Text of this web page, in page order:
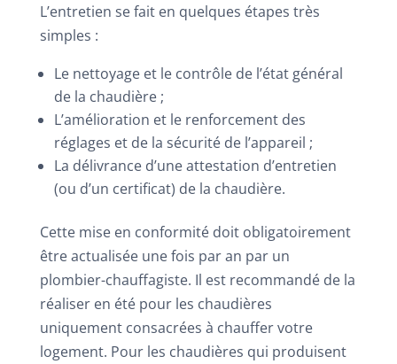
L’entretien se fait en quelques étapes très
simples :
Le nettoyage et le contrôle de l’état général
de la chaudière ;
L’amélioration et le renforcement des
réglages et de la sécurité de l’appareil ;
La délivrance d’une attestation d’entretien
(ou d’un certificat) de la chaudière.
Cette mise en conformité doit obligatoirement
être actualisée une fois par an par un
plombier-chauffagiste. Il est recommandé de la
réaliser en été pour les chaudières
uniquement consacrées à chauffer votre
logement. Pour les chaudières qui produisent